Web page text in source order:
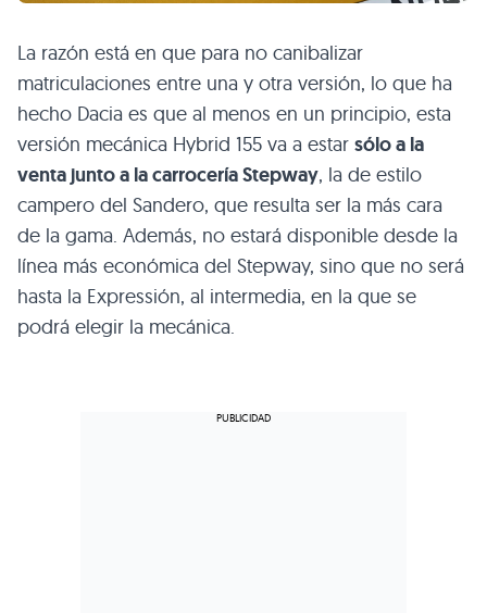
La razón está en que para no canibalizar
matriculaciones entre una y otra versión, lo que ha
hecho Dacia es que al menos en un principio, esta
versión mecánica Hybrid 155 va a estar sólo a la
venta junto a la carrocería Stepway, la de estilo
campero del Sandero, que resulta ser la más cara
de la gama. Además, no estará disponible desde la
línea más económica del Stepway, sino que no será
hasta la Expressión, al intermedia, en la que se
podrá elegir la mecánica.